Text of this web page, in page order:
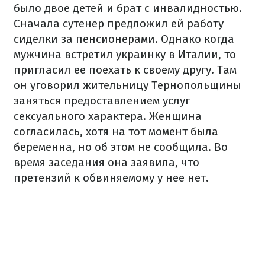
было двое детей и брат с инвалидностью.
Сначала сутенер предложил ей работу
сиделки за пенсионерами. Однако когда
мужчина встретил украинку в Италии, то
пригласил ее поехать к своему другу. Там
он уговорил жительницу Тернопольщины
заняться предоставлением услуг
сексуального характера. Женщина
согласилась, хотя на тот момент была
беременна, но об этом не сообщила. Во
время заседания она заявила, что
претензий к обвиняемому у нее нет.